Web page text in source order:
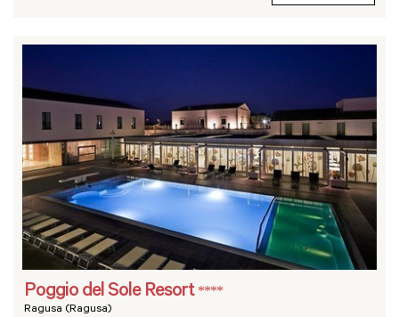
Poggio del Sole Resort ****
Ragusa (Ragusa)